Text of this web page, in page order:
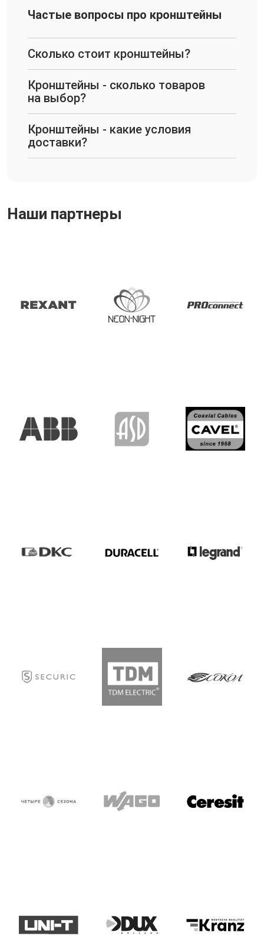
Частые вопросы про кронштейны
Сколько стоит кронштейны?
Кронштейны - сколько товаров
на выбор?
Кронштейны - какие условия
доставки?
Наши партнеры